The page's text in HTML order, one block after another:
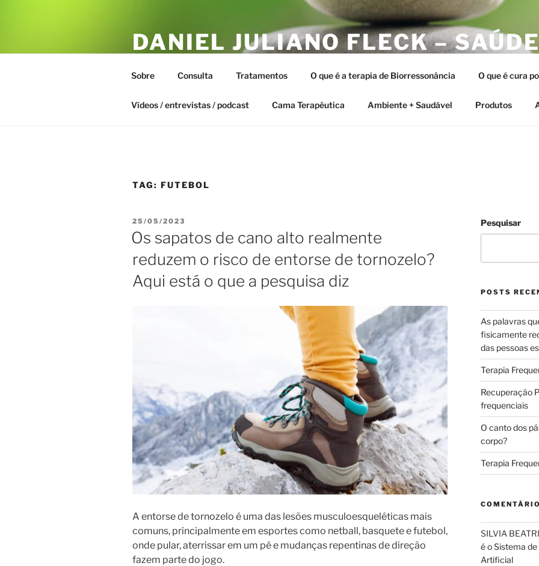
DANIEL JULIANO FLECK –
ESTAR – TERAPIAS
Sobre Consulta Tratamentos O que é a terapia de Biorressonância O que é cura
Vídeos / entrevistas / podcast Cama Terapêutica Ambiente + Saudável Produtos
TAG: FUTEBOL
PUBLICADO
EM
25/05/2023
Os sapatos de cano alto realmente
reduzem o risco de entorse de tornozelo?
Aqui está o que a pesquisa diz
A entorse de tornozelo é uma das lesões musculoesqueléticas mais
comuns, principalmente em esportes como netball, basquete e futebol,
onde pular, aterrissar em um pé e mudanças repentinas de direção
fazem parte do jogo.
Pesquisar
POSTS
As palavras
fisicamente
das pessoas
Terapia
Recuperação
frequenciais
O canto dos
corpo?
Terapia
SILVIA
é o Sistema
Artificial